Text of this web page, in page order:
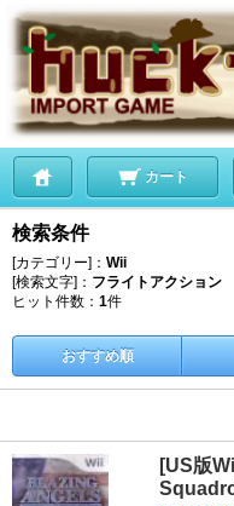
カート
検索条件
[カテゴリー]： Wii
[検索文字]： フライトアクション
ヒット件数： 1件
おすすめ順
[US版